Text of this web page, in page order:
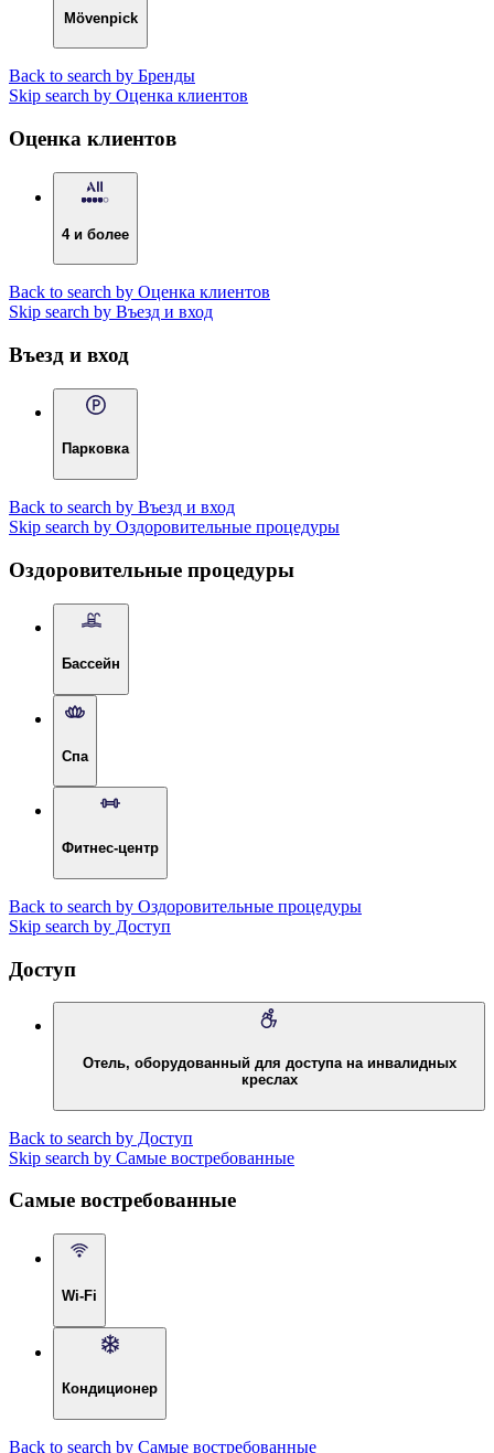
Mövenpick
Back to search by Бренды
Skip search by Оценка клиентов
Оценка клиентов
4 и более
Back to search by Оценка клиентов
Skip search by Въезд и вход
Въезд и вход
Парковка
Back to search by Въезд и вход
Skip search by Оздоровительные процедуры
Оздоровительные процедуры
Бассейн
Спа
Фитнес-центр
Back to search by Оздоровительные процедуры
Skip search by Доступ
Доступ
Отель, оборудованный для доступа на инвалидных
креслах
Back to search by Доступ
Skip search by Самые востребованные
Самые востребованные
Wi-Fi
Кондиционер
Back to search by Самые востребованные